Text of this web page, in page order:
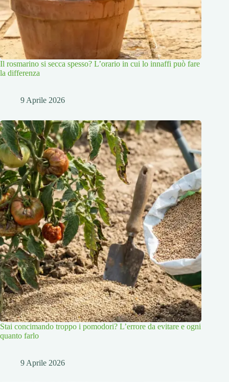
Il rosmarino si secca spesso? L’orario in cui lo innaffi può fare
la differenza
9 Aprile 2026
Stai concimando troppo i pomodori? L’errore da evitare e ogni
quanto farlo
9 Aprile 2026